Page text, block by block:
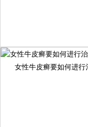
我要咨询 我要预约
女性牛皮癣要如何进行